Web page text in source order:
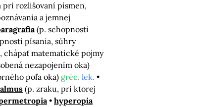
pri rozlišovaní písmen,
a jemnej
(p. schopnosti
písania, súhry
matematické pojmy
nezapojením oka)
poľa oka) gréc. lek.
(p. zraku, pri ktorej
hyperopia